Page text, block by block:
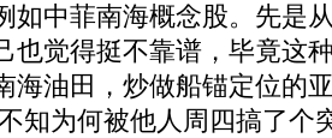
中菲南海概念股。先是
也觉得挺不靠谱，毕竟这
海油田，炒做船锚定位的
不知为何被他人周四搞了个